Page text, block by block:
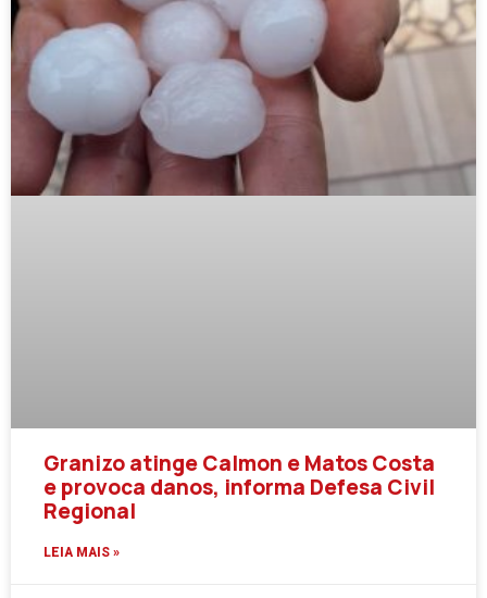
Granizo atinge Calmon e Matos Costa
e provoca danos, informa Defesa Civil
Regional
LEIA MAIS »